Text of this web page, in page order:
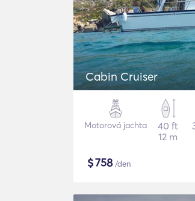
Cabin Cruiser
Motorová jachta
40 ft
12 m
$758/den